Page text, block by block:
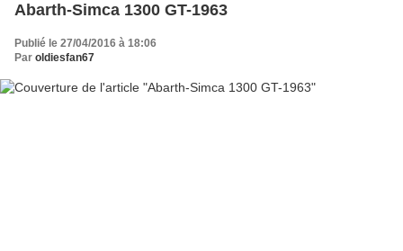
Abarth-Simca 1300 GT-1963
Publié le 27/04/2016 à 18:06
Par oldiesfan67